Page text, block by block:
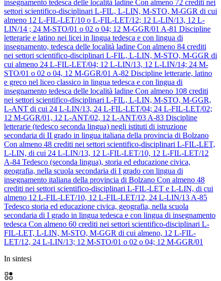
insegnamento tedesca delle località ladine Con almeno 72 crediti nei
settori scientifico-disciplinari L-FIL, L-LIN, M-STO, M-GGR di cui
almeno 12 L-FIL-LET/10 o L-FIL-LET/12; 12 L-LIN/13, 12 L-
LIN/14 ; 24 M-STO/01 o 02 o 04; 12 M-GGR/01 A-81 Discipline
letterarie e latino nei licei in lingua tedesca e con lingua di
insegnamento, tedesca delle località ladine Con almeno 84 crediti
nei settori scientifico-disciplinari L-FIL, L-LIN, M-STO, M-GGR di
cui almeno 24 L-FIL-LET/04; 12 L-LIN/13, 12 L-LIN/14; 24 M-
STO/01 o 02 o 04, 12 M-GGR/01 A-82 Discipline letterarie, latino
e greco nel liceo classico in lingua tedesca e con lingua di
insegnamento tedesca delle località ladine Con almeno 108 crediti
nei settori scientifico-disciplinari L-FIL, L-LIN, M-STO, M-GGR,
L-ANT di cui 24 L-LIN/13, 24 L-FIL-LET/04; 24 L-FIL-LET/02;
12 M-GGR/01, 12 L-ANT/02, 12 L-ANT/03 A-83 Discipline
letterarie (tedesco seconda lingua) negli istituti di istruzione
secondaria di II grado in lingua italiana della provincia di Bolzano
Con almeno 48 crediti nei settori scientifico-disciplinari L-FIL-LET,
L-LIN, di cui 24 L-LIN/13, 12 L-FIL-LET/10, 12 L-FIL-LET/12
A-84 Tedesco (seconda lingua), storia ed educazione civica,
geografia, nella scuola secondaria di I grado con lingua di
insegnamento italiana della provincia di Bolzano Con almeno 48
crediti nei settori scientifico-disciplinari L-FIL-LET e L-LIN, di cui
almeno 12 L-FIL-LET/10, 12 L-FIL-LET/12, 24 L-LIN/13 A-85
Tedesco storia ed educazione civica, geografia, nella scuola
secondaria di I grado in lingua tedesca e con lingua di insegnamento
tedesca Con almeno 60 crediti nei settori scientifico-disciplinari L-
FIL-LET, L-LIN, M-STO, M-GGR di cui almeno, 12 L-FIL-
LET/12, 24 L-LIN/13; 12 M-STO/01 o 02 o 04; 12 M-GGR/01
In sintesi